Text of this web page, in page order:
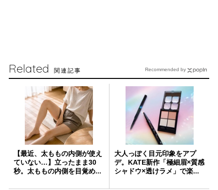
Related 関連記事
【最近、太ももの内側が使え
ていない…】立ったまま30
秒。太ももの内側を目覚め...
大人っぽく目元印象をアプ
デ。KATE新作「極細眉×質感
シャドウ×透けラメ」で楽...
Recommended by